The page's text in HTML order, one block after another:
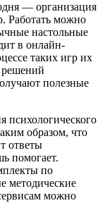
— организация
Работать можно
настольные
в онлайн-
таких игр их
решений
полезные
психологического
образом, что
ответы
помогает.
по
методические
можно